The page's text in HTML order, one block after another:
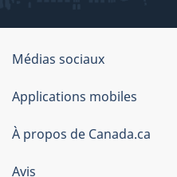
Organisation
du
gouvernement
du
Canada
Médias sociaux
Applications mobiles
À propos de Canada.ca
Avis